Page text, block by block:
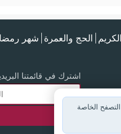
الحج والعمرة شهر
اشترك في قائمتنا
الخاصة